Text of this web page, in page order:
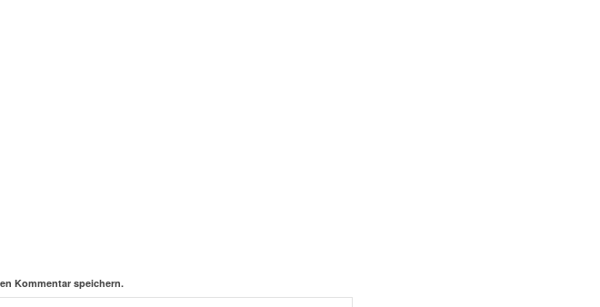
Kommentar speichern.